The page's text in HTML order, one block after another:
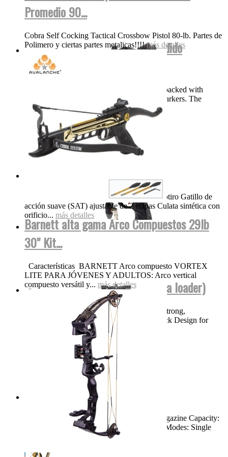
DYE Proto Rize Maxxed Bajo Pedido
Speedball
Description DYE’s Proto Rize MaXXed is packed with
features normally only found on high end markers. The
Precision True Bore...
más detalles
BT TM15 NEGRA FUL AUTO (para loader)
Product Features High Performance, Ultra Strong,
Lightweight Magnesium Body Bolt Out Back Design for
Easy Cleaning and...más detalles
Gamo Whisper Silent Cat Breakbarrel Monotiro Gatillo de
acción suave (SAT) ajustable de 2 etapas Culata sintética con
orificio... más detalles
Swiss Arms TAC-1...
Dimensions: 46.25" Weight: 8.3 LBS Magazine Capacity:
Single Shot Muzzle Velocity: 900 FPS Fire Modes: Single
Promedio 90...
Cobra Self Cocking Tactical Crossbow Pistol 80-lb. Partes de
Polimero y ciertas partes metalicas!!!!más detalles
Barnett alta gama Arco Compuestos 29lb
30" Kit...
Características BARNETT Arco compuesto VORTEX
LITE PARA JÓVENES Y ADULTOS: Arco vertical
compuesto versátil y... más detalles